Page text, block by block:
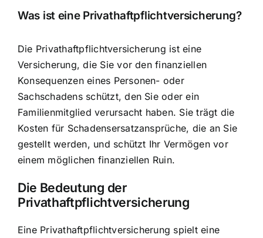
Was ist eine Privathaftpflichtversicherung?
Die Privathaftpflichtversicherung ist eine
Versicherung, die Sie vor den finanziellen
Konsequenzen eines Personen- oder
Sachschadens schützt, den Sie oder ein
Familienmitglied verursacht haben. Sie trägt die
Kosten für Schadensersatzansprüche, die an Sie
gestellt werden, und schützt Ihr Vermögen vor
einem möglichen finanziellen Ruin.
Die Bedeutung der
Privathaftpflichtversicherung
Eine Privathaftpflichtversicherung spielt eine